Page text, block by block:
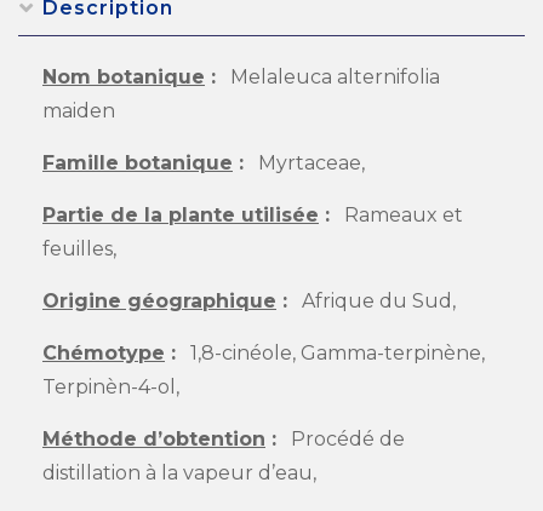
Description
Nom botanique :
Melaleuca alternifolia
maiden
Famille botanique : Myrtaceae,
Partie de la plante utilisée :
Rameaux et
feuilles,
Origine géographique : Afrique du Sud,
Chémotype :
1,8-cinéole, Gamma-terpinène,
Terpinèn-4-ol,
Méthode d’obtention :
Procédé de
distillation à la vapeur d’eau,